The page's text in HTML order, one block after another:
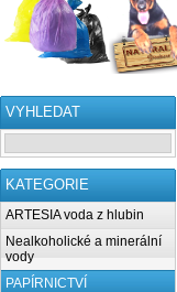
VYHLEDAT
KATEGORIE
ARTESIA voda z hlubin
Nealkoholické a minerální
vody
PAPÍRNICTVÍ